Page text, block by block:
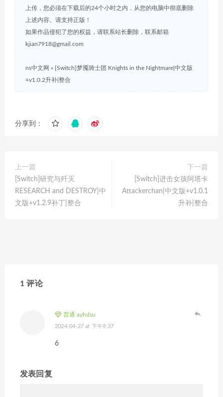
上传，您必须在下载后的24个小时之内，从您的电脑中彻底删除
上述内容。请支持正版！
如果作品侵犯了您的权益，请联系站长删除，联系邮箱
kjian7918@gmail.com
ns中文网 » [Switch]梦魇骑士团 Knights in the Nightmare|中文版
+v1.0.2升补|整合
分享到：
上一篇
[Switch]研究与歼灭
RESEARCH and DESTROY|中
文版+v1.2.9补丁|整合
下一篇
[Switch]进击女孩阿塔卡
Attackerchan|中文版+v1.0.1
升补|整合
1 评论
普通 ayhdsu
2024-04-27 at 下午9:37
6
发表回复